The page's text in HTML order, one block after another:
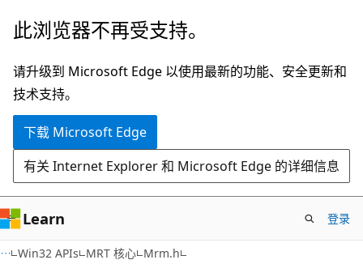
跳
主
要
内
此浏览器不再受支持。
请升级到 Microsoft Edge 以使用最新的功能、安全更新和
技术支持。
下载 Microsoft Edge
有关 Internet Explorer 和 Microsoft Edge 的详细信息
Learn 登录
Win32 APIs MRT 核心 Mrm.h